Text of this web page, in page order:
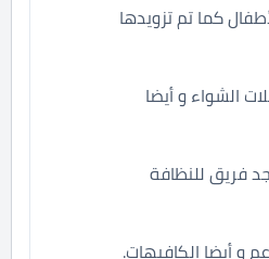
كما تم تزويدها
الشواء و أيضا
فريق للنظافة
و أيضا الكافيهات.